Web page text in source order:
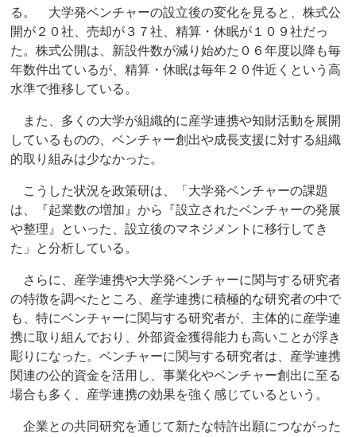
る。 大学発ベンチャーの設立後の変化を見ると、株式公
開が２０社、売却が３７社、精算・休眠が１０９社だっ
た。株式公開は、新設件数が減り始めた０６年度以降も毎
年数件出ているが、精算・休眠は毎年２０件近くという高
水準で推移している。
また、多くの大学が組織的に産学連携や知財活動を展開
しているものの、ベンチャー創出や成長支援に対する組織
的取り組みは少なかった。
こうした状況を政策研は、「大学発ベンチャーの課題
は、『起業数の増加』から『設立されたベンチャーの発展
や整理』といった、設立後のマネジメントに移行してき
た」と分析している。
さらに、産学連携や大学発ベンチャーに関与する研究者
の特徴を調べたところ、産学連携に積極的な研究者の中で
も、特にベンチャーに関与する研究者が、主体的に産学連
携に取り組んでおり、外部資金獲得能力も高いことが浮き
彫りになった。ベンチャーに関与する研究者は、産学連携
関連の公的資金を活用し、事業化やベンチャー創出に至る
場合も多く、産学連携の効果を強く感じているという。
企業との共同研究を通じて新たな特許出願につながった